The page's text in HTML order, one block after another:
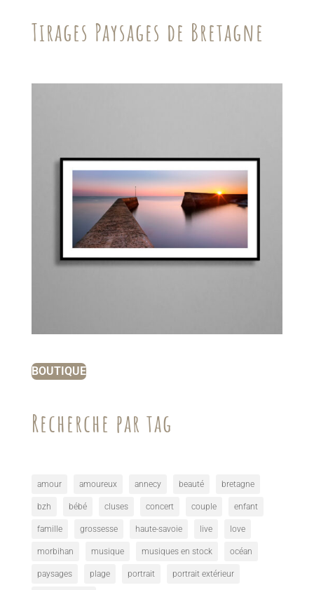
Tirages Paysages de Bretagne
BOUTIQUE
Recherche par tag
amour amoureux annecy beauté bretagne
bzh bébé cluses concert couple enfant
famille grossesse haute-savoie live love
morbihan musique musiques en stock océan
paysages plage portrait portrait extérieur